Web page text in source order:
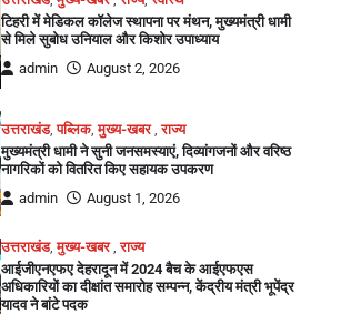
टिहरी में मेडिकल कॉलेज स्थापना पर मंथन, मुख्यमंत्री धामी
से मिले सुबोध उनियाल और किशोर उपाध्याय
admin
August 2, 2026
उत्तराखंड,पब्लिक,मुख्य-खबर ,राज्य
मुख्यमंत्री धामी ने सुनी जनसमस्याएं, दिव्यांगजनों और वरिष्ठ
नागरिकों को वितरित किए सहायक उपकरण
admin
August 1, 2026
उत्तराखंड,मुख्य-खबर ,राज्य
आईजीएनएफए देहरादून में 2024 बैच के आईएफएस
अधिकारियों का दीक्षांत समारोह सम्पन्न, केंद्रीय मंत्री भूपेंद्र
यादव ने बांटे पदक